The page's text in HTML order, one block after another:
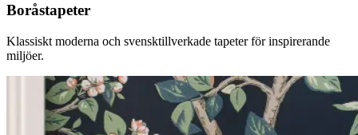
Boråstapeter
Klassiskt moderna och svensktillverkade tapeter för inspirerande
miljöer.